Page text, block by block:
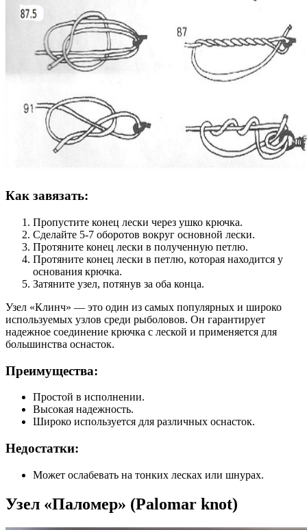
Как завязать:
Пропустите конец лески через ушко крючка.
Сделайте 5-7 оборотов вокруг основной лески.
Протяните конец лески в полученную петлю.
Протяните конец лески в петлю, которая находится у
основания крючка.
Затяните узел, потянув за оба конца.
Узел «Клинч» — это один из самых популярных и широко
используемых узлов среди рыболовов. Он гарантирует
надежное соединение крючка с леской и применяется для
большинства оснасток.
Преимущества:
Простой в исполнении.
Высокая надежность.
Широко используется для различных оснасток.
Недостатки:
Может ослабевать на тонких лесках или шнурах.
Узел «Паломер» (Palomar knot)